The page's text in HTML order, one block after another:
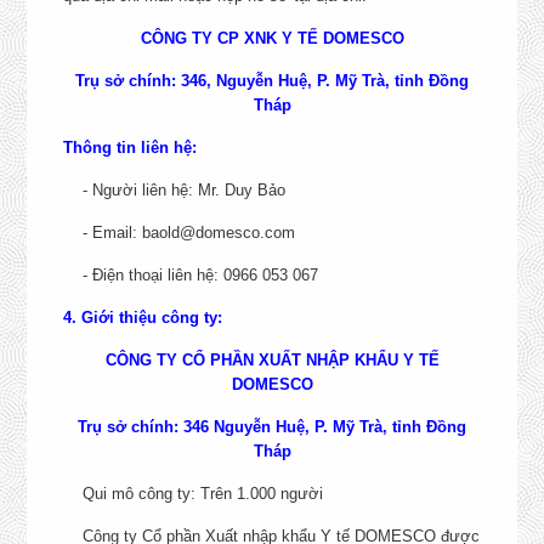
CÔNG TY CP XNK Y TẾ DOMESCO
Trụ sở chính: 346, Nguyễn Huệ, P. Mỹ Trà, tỉnh Đồng
Tháp
Thông tin liên hệ:
- Người liên hệ: Mr. Duy Bảo
- Email: baold@domesco.com
- Điện thoại liên hệ: 0966 053 067
4. Giới thiệu công ty:
CÔNG TY CỔ PHẦN XUẤT NHẬP KHẨU Y TẾ
DOMESCO
Trụ sở chính: 346 Nguyễn Huệ, P. Mỹ Trà, tỉnh Đồng
Tháp
Qui mô công ty: Trên 1.000 người
Công ty Cổ phần Xuất nhập khẩu Y tế DOMESCO được
CHỨC DANH
MUA SẮM DỰ ÁN
KẾ TOÁN BÁN HÀNG - ĐÀ
NẴNG, TP. HỒ CHÍ MINH
CHI TIẾT
Đà Nẵng, TP. Hồ Chí
XUẤT NHẬP KHẨU
Số 37 Thành Thái,
Diên Hồng, Thành phố
SENIOR SOCIAL
Số 37 Thành Thái,